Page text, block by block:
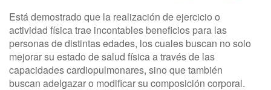
Está demostrado que la realización de ejercicio o
actividad física trae incontables beneficios para las
personas de distintas edades, los cuales buscan no solo
mejorar su estado de salud física a través de las
capacidades cardiopulmonares, sino que también
buscan adelgazar o modificar su composición corporal.